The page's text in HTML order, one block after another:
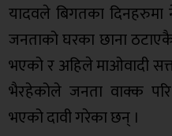
यादवले बिगतका दिनहरुमा
जनताको घरका छाना
भएको र अहिले माओवादी
भैरहेकोले जनता वाक्क
भएको दावी गरेका छन् ।